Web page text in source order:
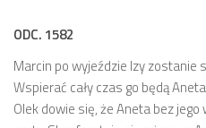
ODC. 1582
Marcin po wyjeździe Izy zostanie
Wspierać cały czas go będą
Olek dowie się, że Aneta bez jego